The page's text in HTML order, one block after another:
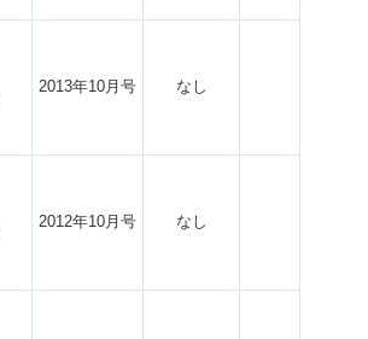
2013年10月号 なし
2012年10月号 なし